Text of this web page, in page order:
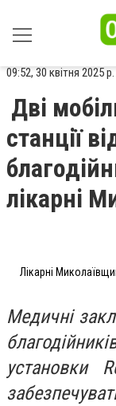
09:52, 30 квітня 2025 р.
Дві
станції
лікарні
Лікарні
Медичні
установки